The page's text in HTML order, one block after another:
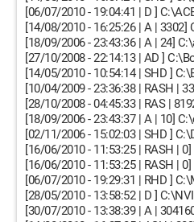
[06/07/2010 - 19:04:41 | D ]
[14/08/2010 - 16:25:26 | A | 3302]
[18/09/2006 - 23:43:36 | A | 24]
[27/10/2008 - 22:14:13 | AD ]
[14/05/2010 - 10:54:14 | SHD ]
[10/04/2009 - 23:36:38 | RASH |
[28/10/2008 - 04:45:33 | RAS |
[18/09/2006 - 23:43:37 | A | 10]
[02/11/2006 - 15:02:03 | SHD ]
[16/06/2010 - 11:53:25 | RASH | 0]
[16/06/2010 - 11:53:25 | RASH |
[06/07/2010 - 19:29:31 | RHD ]
[28/05/2010 - 13:58:52 | D ]
[30/07/2010 - 13:38:39 | A |